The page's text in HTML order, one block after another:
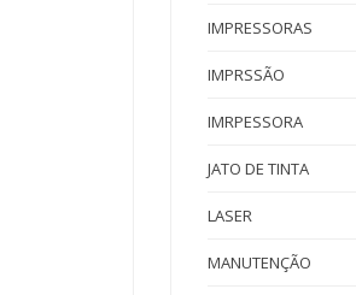
IMPRESSORAS
IMPRSSÃO
IMRPESSORA
JATO DE TINTA
LASER
MANUTENÇÃO